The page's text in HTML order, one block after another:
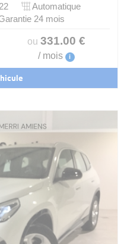
Automatique
24 mois
ou 331.00 €
/ mois i